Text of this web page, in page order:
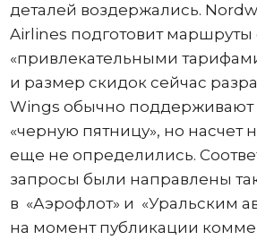
деталей воздержались.
Airlines подготовит маршруты
«привлекательными
и размер скидок сейчас
Wings обычно поддерживают
«черную пятницу», но насчет
еще не определились.
запросы были направлены
в «Аэрофлот» и «Уральским
на момент публикации